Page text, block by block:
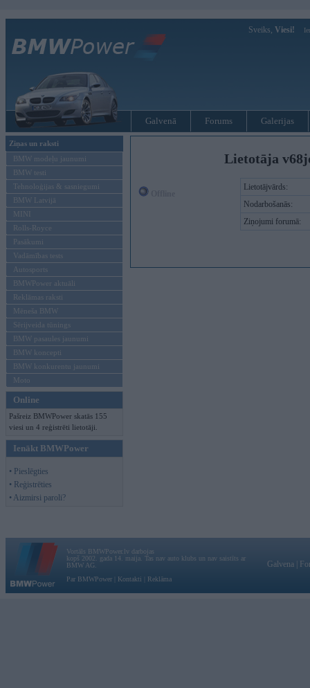
Sveiks, Viesi!
Galvenā Forums Galerijas
Ziņas un raksti
BMW modeļu jaunumi
BMW testi
Tehnoloģijas & sasniegumi
BMW Latvijā
MINI
Rolls-Royce
Pasākumi
Vadāmības tests
Autosports
BMWPower aktuāli
Reklāmas raksti
Mēneša BMW
Sērijveida tūnings
BMW pasaules jaunumi
BMW koncepti
BMW konkurentu jaunumi
Moto
Online
Pašreiz BMWPower skatās 155
viesi un 4 reģistrēti lietotāji.
Ienākt BMWPower
• Pieslēgties
• Reģistrēties
• Aizmirsi paroli?
Lietotāja
Lietotājvārds:
Nodarbošanās:
Ziņojumi forumā:
Vortāls BMWPower.lv darbojas
kopš 2002. gada 14. maija. Tas nav auto klubs un nav saistīts ar
BMW AG.
Par BMWPower
Kontakti Reklāma
Galvena